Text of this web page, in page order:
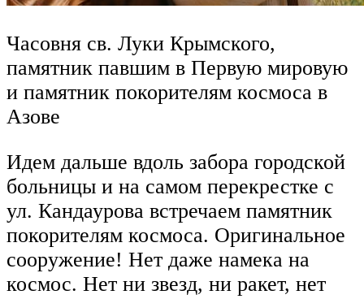
Часовня св. Луки Крымского,
памятник павшим в Первую мировую
и памятник покорителям космоса в
Азове
Идем дальше вдоль забора городской
больницы и на самом перекрестке с
ул. Кандаурова встречаем памятник
покорителям космоса. Оригинальное
сооружение! Нет даже намека на
космос. Нет ни звезд, ни ракет, нет